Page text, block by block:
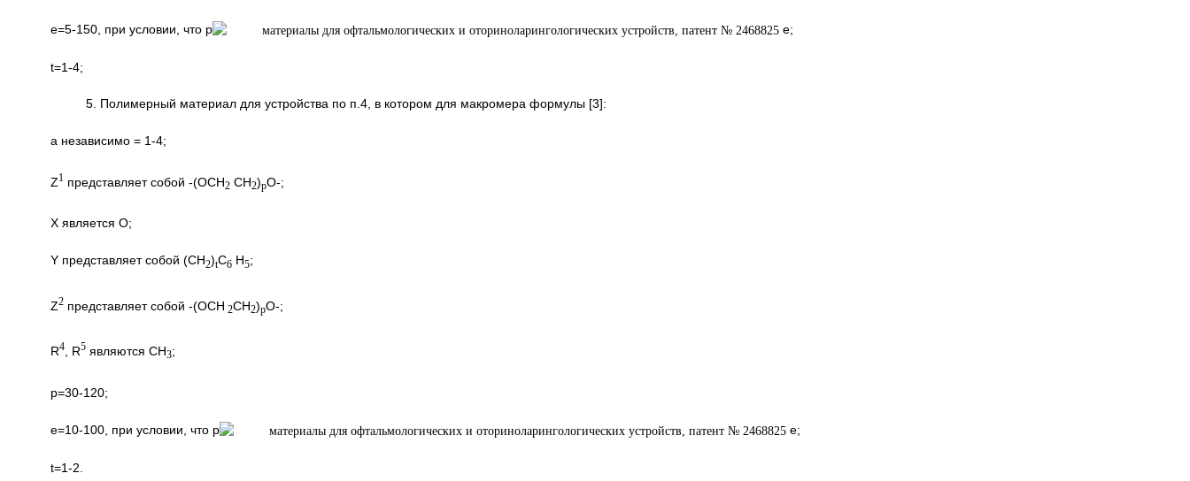
e=5-150, при условии, что p e;
t=1-4;
5. Полимерный материал для устройства по п.4, в котором для макромера формулы [3]:
а независимо = 1-4;
Z1представляет собой -(OCH2CH2)pO-;
X является O;
Y представляет собой (CH2)tC6H5;
Z2представляет собой -(OCH 2CH2)pO-;
R4, R5являются CH3;
р=30-120;
e=10-100, при условии, что p e;
t=1-2.